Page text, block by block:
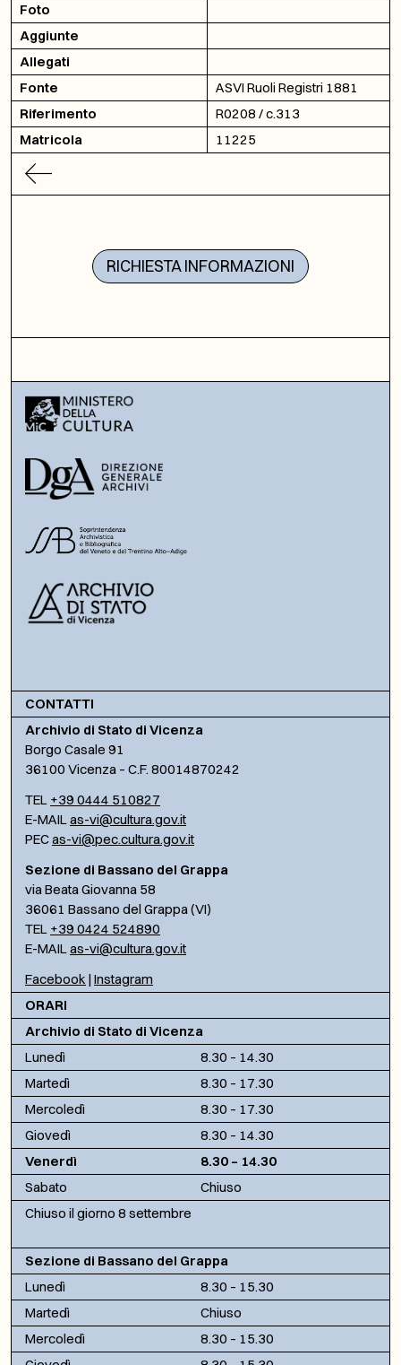
Foto
Aggiunte
Allegati
Fonte
ASVI Ruoli Registri 1881
Riferimento
R0208 / c.313
Matricola
11225
RICHIESTA INFORMAZIONI
CONTATTI
Archivio di Stato di Vicenza
Borgo Casale 91
36100 Vicenza – C.F. 80014870242
TEL +39 0444 510827
E-MAILas-vi@cultura.gov.it
PECas-vi@pec.cultura.gov.it
Sezione di Bassano del Grappa
via Beata Giovanna 58
36061 Bassano del Grappa (VI)
TEL +39 0424 524890
E-MAILas-vi@cultura.gov.it
Facebook | Instagram
ORARI
Archivio di Stato di Vicenza
Lunedì
8.30 – 14.30
Martedì
8.30 – 17.30
Mercoledì
8.30 – 17.30
Giovedì
8.30 – 14.30
Venerdì
8.30 – 14.30
Sabato
Chiuso
Chiuso il giorno 8 settembre
Sezione di Bassano del Grappa
Lunedì
8.30 – 15.30
Martedì
Chiuso
Mercoledì
8.30 – 15.30